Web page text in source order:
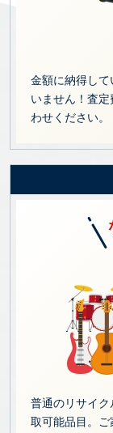
金額に納得し
いません！査
わせください。
普通のリサイ
取可能品目。ご